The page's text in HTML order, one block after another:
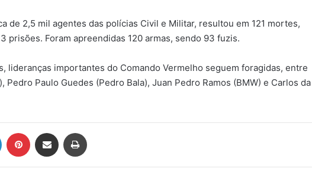
de 2,5 mil agentes das polícias Civil e Militar, resultou em 121 mortes,
prisões. Foram apreendidas 120 armas, sendo 93 fuzis.
lideranças importantes do Comando Vermelho seguem foragidas, entre
Pedro Paulo Guedes (Pedro Bala), Juan Pedro Ramos (BMW) e Carlos da
Linkedin Pinterest Compartilhar via e-mail